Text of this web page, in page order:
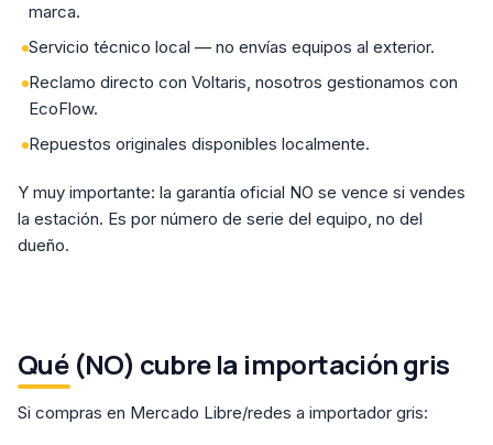
marca.
Servicio técnico local — no envías equipos al exterior.
Reclamo directo con Voltaris, nosotros gestionamos con
EcoFlow.
Repuestos originales disponibles localmente.
Y muy importante: la garantía oficial NO se vence si vendes
la estación. Es por número de serie del equipo, no del
dueño.
Qué (NO) cubre la importación gris
Si compras en Mercado Libre/redes a importador gris: